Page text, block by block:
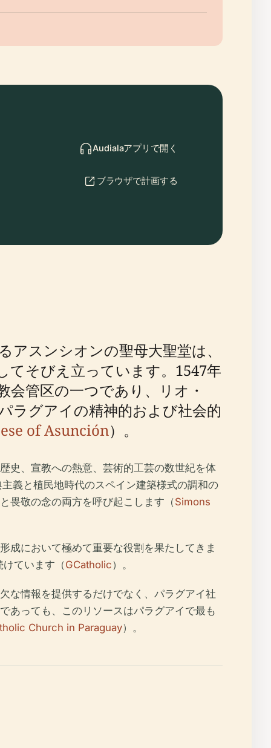
Audialaアプリで開く
ブラウザで計画する
スンシオンの聖母大聖堂は、
てそびえ立っています。1547年
管区の一つであり、リオ・
ラグアイの精神的および社会的
of Asunción）。
史、宣教への熱意、芸術的工芸の数世紀を体
義と植民地時代のスペイン建築様式の調和の
畏敬の念の両方を呼び起こします（Simons
成において極めて重要な役割を果たしてきま
ています（GCatholic）。
な情報を提供するだけでなく、パラグアイ社
あっても、このリソースはパラグアイで最も
Church in Paraguay）。